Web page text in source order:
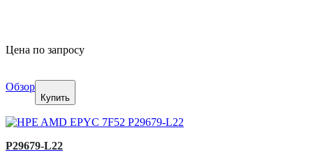
Цена по запросу
Обзор
Купить
P29679-L22